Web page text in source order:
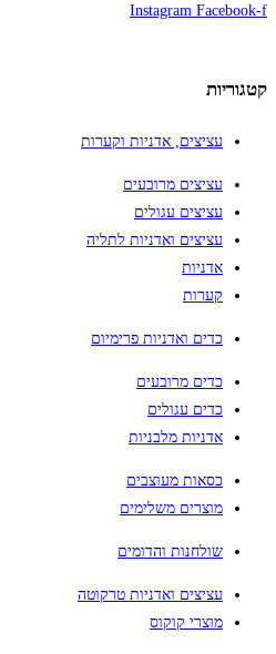
Instagram Facebook-f
קטגוריות
עציצים, אדניות וקערות
עציצים מרובעים
עציצים עגולים
עציצים ואדניות לתליה
אדניות
קערות
כדים ואדניות פרימיום
כדים מרובעים
כדים עגולים
אדניות מלבניות
כסאות מעוצבים
מוצרים משלימים
שולחנות והדומים
עציצים ואדניות טרקוטה
מוצרי קוקוס